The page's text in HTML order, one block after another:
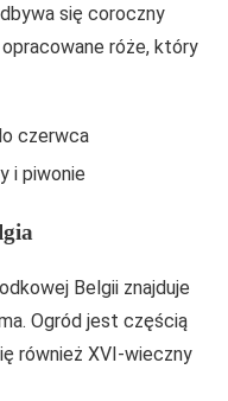
się coroczny
róże, który
czerwca
i piwonie
Belgii znajduje
Ogród jest częścią
również XVI-wieczny